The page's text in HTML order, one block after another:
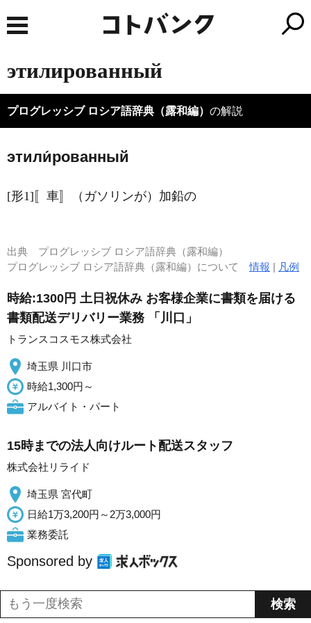
этилированный
プログレッシブ ロシア語辞典（露和編） の解説
этили́рованный
[形1]〚車〛（ガソリンが）加鉛の
出典 プログレッシブ ロシア語辞典（露和編）
プログレッシブ ロシア語辞典（露和編）について情報 | 凡例
時給:1300円 土日祝休み お客様企業に書類を届ける
書類配送デリバリー業務 「川口」
トランスコスモス株式会社
埼玉県 川口市
時給1,300円～
アルバイト・パート
15時までの法人向けルート配送スタッフ
株式会社リライド
埼玉県 宮代町
日給1万3,200円～2万3,000円
業務委託
Sponsored by